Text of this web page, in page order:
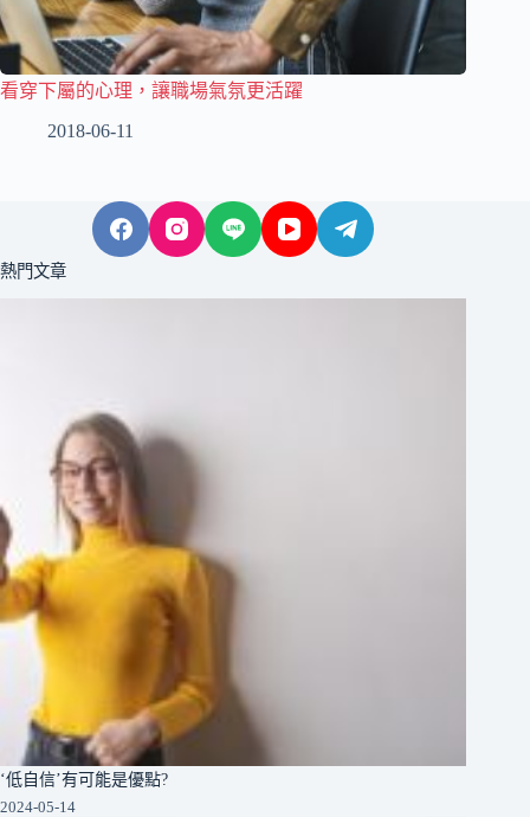
看穿下屬的心理，讓職場氣氛更活躍
2018-06-11
熱門文章
‘低自信’有可能是優點?
2024-05-14